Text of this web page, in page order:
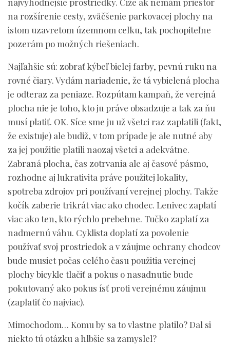
na rozšírenie cesty, zväčšenie parkovacej plochy na
istom uzavretom územnom celku, tak pochopiteľne
pozerám po možných riešeniach.
Najľahšie sú: zobrať kýbeľ bielej farby, pevnú ruku na
rovné čiary. Vydám nariadenie, že tá vybielená plocha
je odteraz za peniaze. Rozpútam kampaň, že verejná
plocha nie je toho, kto ju práve obsadzuje a tak za ňu
musí platiť. OK. Síce sme ju už všetci raz zaplatili (fakt,
že existuje) ale budiž, v tom prípade je ale nutné aby
za jej použitie platili naozaj všetci a adekvátne.
Zabraná plocha, čas zotrvania ale aj časové pásmo,
rozhodne aj lukrativita práve použitej lokality,
spotreba zdrojov pri používaní verejnej plochy. Takže
kočík zaberie trikrát viac ako chodec. Lenivec zaplatí
viac ako ten, kto rýchlo prebehne. Tučko zaplatí za
nadmernú váhu. Cyklista doplatí za povolenie
používať svoj prostriedok a v záujme ochrany chodcov
bude musiet počas celého času použitia verejnej
plochy bicykle tlačiť a pokus o nasadnutie bude
pokutovaný ako pokus ísť proti verejnému záujmu
(zaplatiť čo najviac).
Mimochodom… Komu by sa to vlastne platilo? Dal si
niekto tú otázku a hlbšie sa zamyslel?